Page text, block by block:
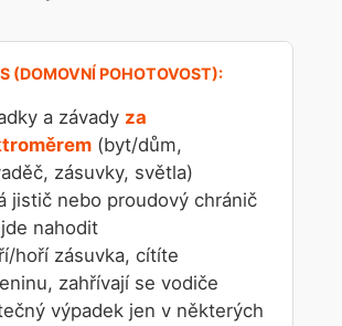
a závady za
(byt/dům,
zásuvky, světla)
jistič nebo proudový chránič
nahodit
hoří zásuvka, cítíte
zahřívají se vodiče
výpadek jen v některých